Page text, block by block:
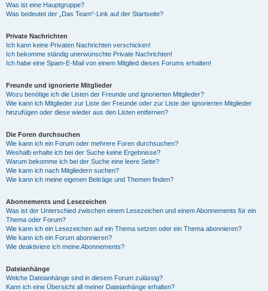
Was ist eine Hauptgruppe?
Was bedeutet der „Das Team“-Link auf der Startseite?
Private Nachrichten
Ich kann keine Privaten Nachrichten verschicken!
Ich bekomme ständig unerwünschte Private Nachrichten!
Ich habe eine Spam-E-Mail von einem Mitglied dieses Forums erhalten!
Freunde und ignorierte Mitglieder
Wozu benötige ich die Listen der Freunde und ignorierten Mitglieder?
Wie kann ich Mitglieder zur Liste der Freunde oder zur Liste der ignorierten Mitglieder
hinzufügen oder diese wieder aus den Listen entfernen?
Die Foren durchsuchen
Wie kann ich ein Forum oder mehrere Foren durchsuchen?
Weshalb erhalte ich bei der Suche keine Ergebnisse?
Warum bekomme ich bei der Suche eine leere Seite?
Wie kann ich nach Mitgliedern suchen?
Wie kann ich meine eigenen Beiträge und Themen finden?
Abonnements und Lesezeichen
Was ist der Unterschied zwischen einem Lesezeichen und einem Abonnements für ein
Thema oder Forum?
Wie kann ich ein Lesezeichen auf ein Thema setzen oder ein Thema abonnieren?
Wie kann ich ein Forum abonnieren?
Wie deaktiviere ich meine Abonnements?
Dateianhänge
Welche Dateianhänge sind in diesem Forum zulässig?
Kann ich eine Übersicht all meiner Dateianhänge erhalten?